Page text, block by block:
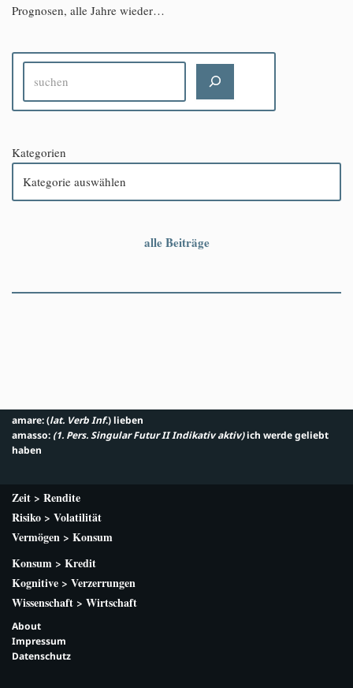
Prognosen, alle Jahre wieder…
Kategorien
alle Beiträge
amare: (lat. Verb Inf.) lieben
amasso: (1. Pers. Singular Futur II Indikativ aktiv)ich werde geliebt
haben
Zeit > Rendite
Risiko > Volatilität
Vermögen > Konsum
Konsum > Kredit
Kognitive > Verzerrungen
Wissenschaft > Wirtschaft
About
Impressum
Datenschutz